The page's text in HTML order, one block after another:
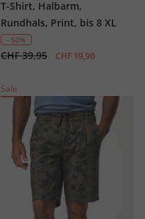
T-Shirt, Halbarm,
Rundhals, Print, bis 8 XL
- 50%
CHF 39,95 CHF 19,90
Sale